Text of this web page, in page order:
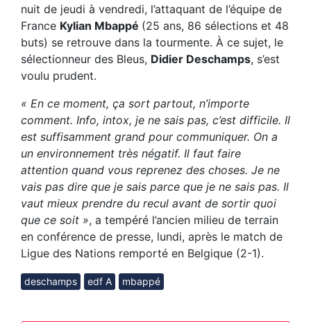
nuit de jeudi à vendredi, l’attaquant de l’équipe de
France Kylian Mbappé (25 ans, 86 sélections et 48
buts) se retrouve dans la tourmente. À ce sujet, le
sélectionneur des Bleus, Didier Deschamps, s’est
voulu prudent.
« En ce moment, ça sort partout, n’importe
comment. Info, intox, je ne sais pas, c’est difficile. Il
est suffisamment grand pour communiquer. On a
un environnement très négatif. Il faut faire
attention quand vous reprenez des choses. Je ne
vais pas dire que je sais parce que je ne sais pas. Il
vaut mieux prendre du recul avant de sortir quoi
que ce soit », a tempéré l’ancien milieu de terrain
en conférence de presse, lundi, après le match de
Ligue des Nations remporté en Belgique (2-1).
deschamps edf A mbappé